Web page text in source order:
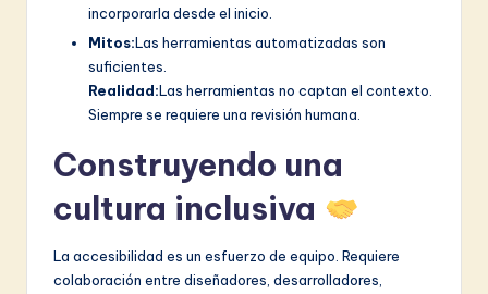
incorporarla desde el inicio.
Mitos:Las herramientas automatizadas son
suficientes.
Realidad:Las herramientas no captan el contexto.
Siempre se requiere una revisión humana.
Construyendo una
cultura inclusiva
La accesibilidad es un esfuerzo de equipo. Requiere
colaboración entre diseñadores, desarrolladores,